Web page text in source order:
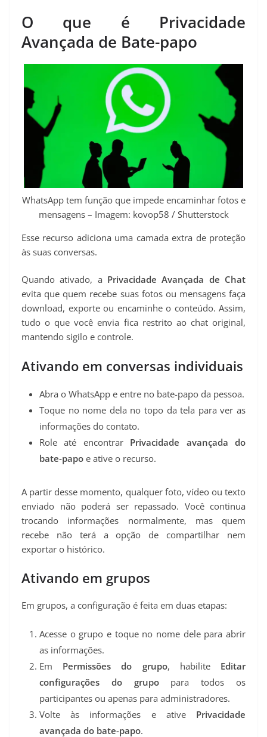
p
t
k
O que é Privacidade
Avançada de Bate-papo
WhatsApp tem função que impede encaminhar fotos e
mensagens – Imagem: kovop58 / Shutterstock
Esse recurso adiciona uma camada extra de proteção
às suas conversas.
Quando ativado, a Privacidade Avançada de Chat
evita que quem recebe suas fotos ou mensagens faça
download, exporte ou encaminhe o conteúdo. Assim,
tudo o que você envia fica restrito ao chat original,
mantendo sigilo e controle.
Ativando em conversas individuais
Abra o WhatsApp e entre no bate-papo da pessoa.
Toque no nome dela no topo da tela para ver as
informações do contato.
Role até encontrar Privacidade avançada do
bate-papo e ative o recurso.
A partir desse momento, qualquer foto, vídeo ou texto
enviado não poderá ser repassado. Você continua
trocando informações normalmente, mas quem
recebe não terá a opção de compartilhar nem
exportar o histórico.
Ativando em grupos
Em grupos, a configuração é feita em duas etapas:
Acesse o grupo e toque no nome dele para abrir
as informações.
Em Permissões do grupo, habilite Editar
configurações do grupopara todos os
participantes ou apenas para administradores.
Volte às informações e ative Privacidade
avançada do bate-papo.